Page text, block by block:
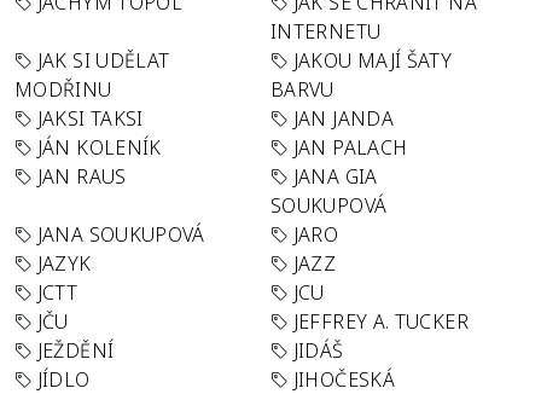
INTERNETU
JAK SI UDĚLAT
MODŘINU
JAKOU MAJÍ ŠATY
BARVU
JAKSI TAKSI
JAN JANDA
JÁN KOLENÍK
JAN PALACH
JAN RAUS
JANA GIA
SOUKUPOVÁ
JANA SOUKUPOVÁ
JARO
JAZYK
JAZZ
JCTT
JCU
JČU
JEFFREY A. TUCKER
JEŽDĚNÍ
JIDÁŠ
JÍDLO
JIHOČESKÁ